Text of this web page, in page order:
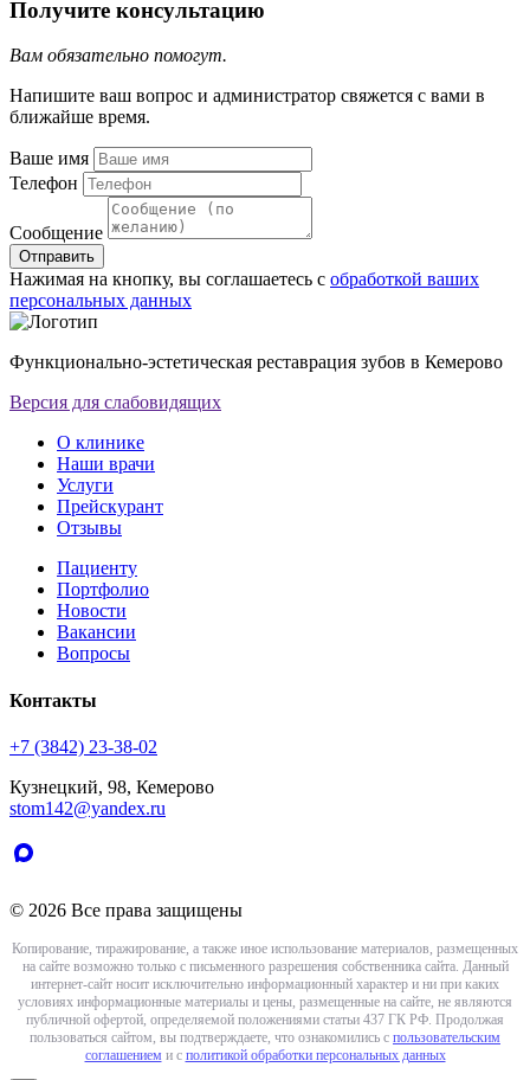
Получите консультацию
Вам обязательно помогут.
Напишите ваш вопрос и администратор свяжется с вами в
ближайше время.
Ваше имя
Телефон
Сообщение
Отправить
Нажимая на кнопку, вы соглашаетесь с обработкой ваших
персональных данных
Функционально-эстетическая реставрация зубов в Кемерово
Версия для слабовидящих
О клинике
Наши врачи
Услуги
Прейскурант
Отзывы
Пациенту
Портфолио
Новости
Вакансии
Вопросы
Контакты
+7 (3842) 23-38-02
Кузнецкий, 98, Кемерово
stom142@yandex.ru
© 2026 Все права защищены
Копирование, тиражирование, а также иное использование материалов, размещенных
на сайте возможно только с письменного разрешения собственника сайта. Данный
интернет-сайт носит исключительно информационный характер и ни при каких
условиях информационные материалы и цены, размещенные на сайте, не являются
публичной офертой, определяемой положениями статьи 437 ГК РФ. Продолжая
пользоваться сайтом, вы подтверждаете, что ознакомились с пользовательским
соглашением и с политикой обработки персональных данных